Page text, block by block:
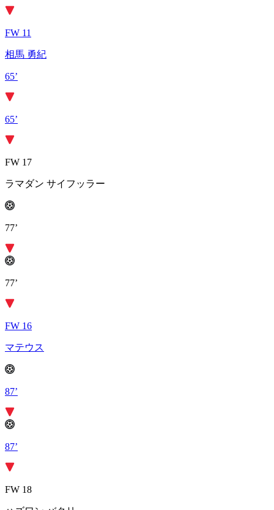
FW 11
相馬 勇紀
65’
65’
FW 17
ラマダン サイフッラー
77’
77’
FW 16
マテウス
87’
87’
FW 18